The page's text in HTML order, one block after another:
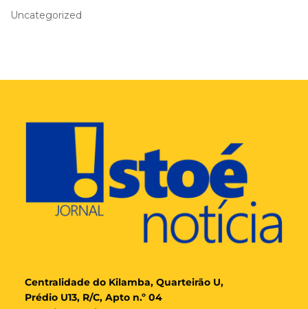
Uncategorized
Centralidade do Kilamba, Quarteirão U,
Prédio U13, R/C, Apto n.º 04